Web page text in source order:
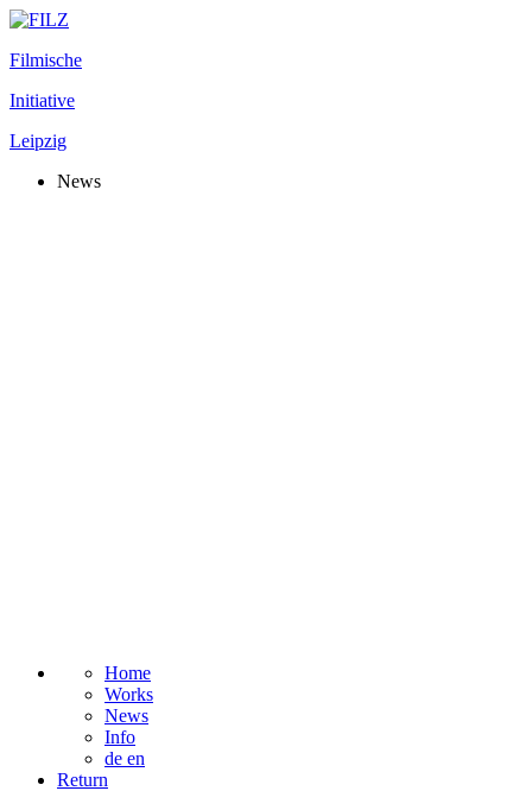
Filmische
Initiative
Leipzig
News
Home
Works
News
Info
de en
Return